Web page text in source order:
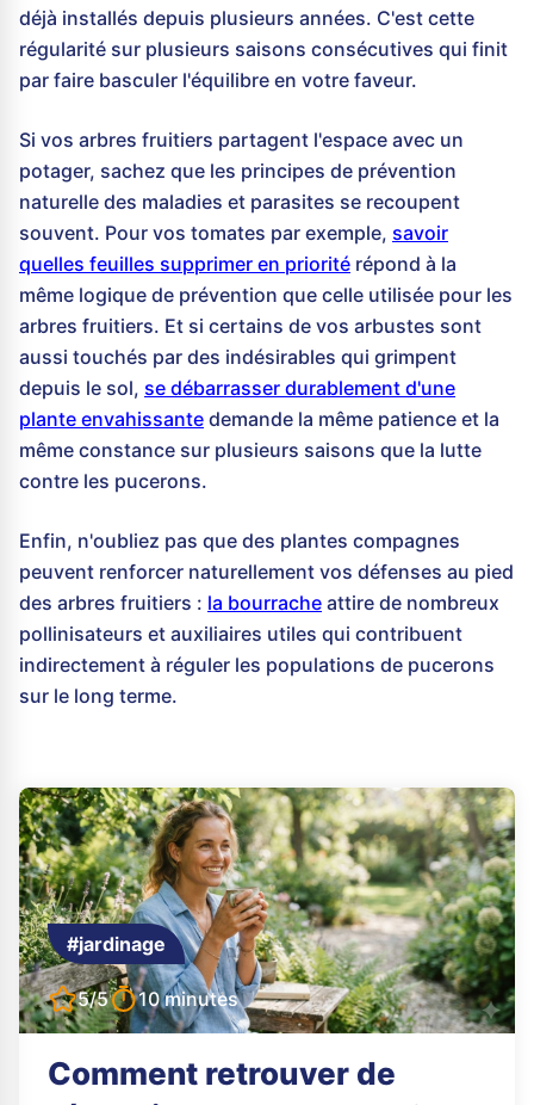
déjà installés depuis plusieurs années. C'est cette
régularité sur plusieurs saisons consécutives qui finit
par faire basculer l'équilibre en votre faveur.
Si vos arbres fruitiers partagent l'espace avec un
potager, sachez que les principes de prévention
naturelle des maladies et parasites se recoupent
souvent. Pour vos tomates par exemple, savoir
quelles feuilles supprimer en priorité répond à la
même logique de prévention que celle utilisée pour les
arbres fruitiers. Et si certains de vos arbustes sont
aussi touchés par des indésirables qui grimpent
depuis le sol, se débarrasser durablement d'une
plante envahissante demande la même patience et la
même constance sur plusieurs saisons que la lutte
contre les pucerons.
Enfin, n'oubliez pas que des plantes compagnes
peuvent renforcer naturellement vos défenses au pied
des arbres fruitiers : la bourrache attire de nombreux
pollinisateurs et auxiliaires utiles qui contribuent
indirectement à réguler les populations de pucerons
sur le long terme.
#jardinage
5/5 10 minutes
Comment retrouver de